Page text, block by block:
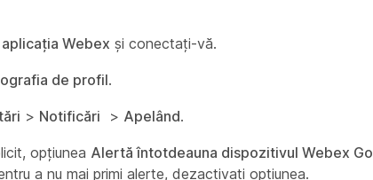
aplicația Webex și conectați-vă.
de profil.
> Notificări ​ > Apelând.
opțiunea Alertă întotdeauna dispozitivul Webex Go
a nu mai primi alerte, dezactivați opțiunea.